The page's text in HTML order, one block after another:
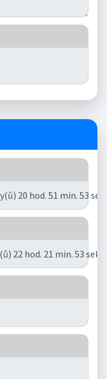
20 hod. 51 min. 53
22 hod. 21 min. 53